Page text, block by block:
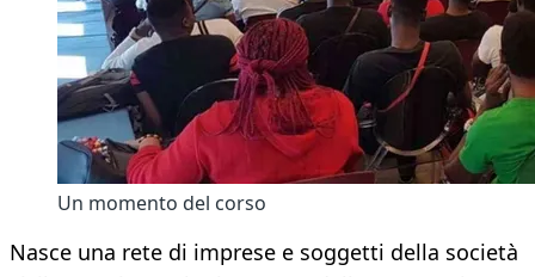
Un momento del corso
Nasce una rete di imprese e soggetti della società